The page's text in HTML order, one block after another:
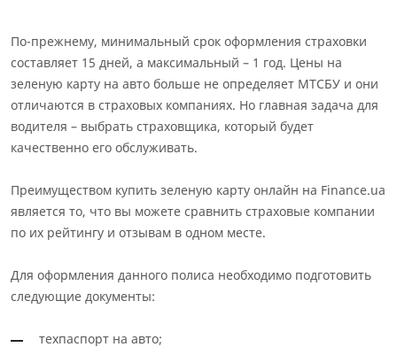
По-прежнему, минимальный срок оформления страховки
составляет 15 дней, а максимальный – 1 год. Цены на
зеленую карту на авто больше не определяет МТСБУ и они
отличаются в страховых компаниях. Но главная задача для
водителя – выбрать страховщика, который будет
качественно его обслуживать.
Преимуществом купить зеленую карту онлайн на Finance.ua
является то, что вы можете сравнить страховые компании
по их рейтингу и отзывам в одном месте.
Для оформления данного полиса необходимо подготовить
следующие документы:
техпаспорт на авто;